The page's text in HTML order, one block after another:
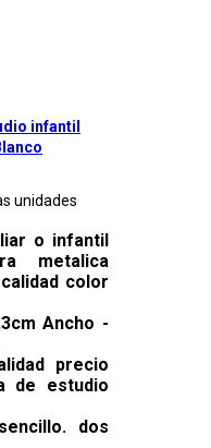
infantil
unidades
o infantil
metalica
color
Ancho -
precio
de estudio
dos